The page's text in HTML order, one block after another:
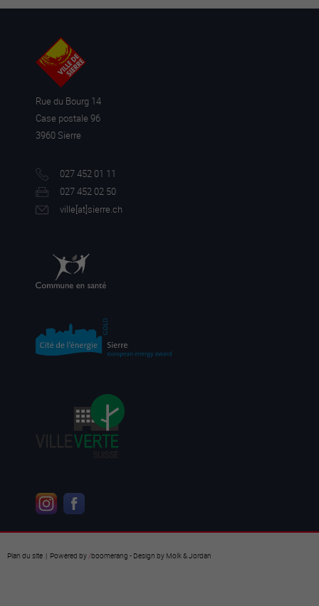
Rue du Bourg 14
Case postale 96
3960 Sierre
027 452 01 11
027 452 02 50
ville[at]sierre.ch
Plan du site | Powered by/boomerang - Design by Molk & Jordan